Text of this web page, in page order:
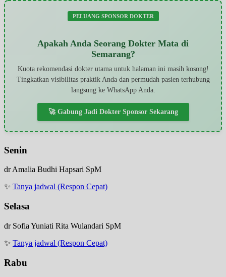
PELUANG SPONSOR DOKTER
Apakah Anda Seorang Dokter Mata di
Semarang?
Kuota rekomendasi dokter utama untuk halaman ini masih kosong!
Tingkatkan visibilitas praktik Anda dan permudah pasien terhubung
langsung ke WhatsApp Anda.
🚀 Gabung Jadi Dokter Sponsor Sekarang
Senin
dr Amalia Budhi Hapsari SpM
✨ Tanya jadwal (Respon Cepat)
Selasa
dr Sofia Yuniati Rita Wulandari SpM
✨ Tanya jadwal (Respon Cepat)
Rabu